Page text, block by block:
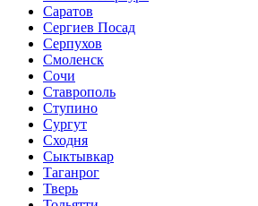
Саратов
Сергиев Посад
Серпухов
Смоленск
Сочи
Ставрополь
Ступино
Сургут
Сходня
Сыктывкар
Таганрог
Тверь